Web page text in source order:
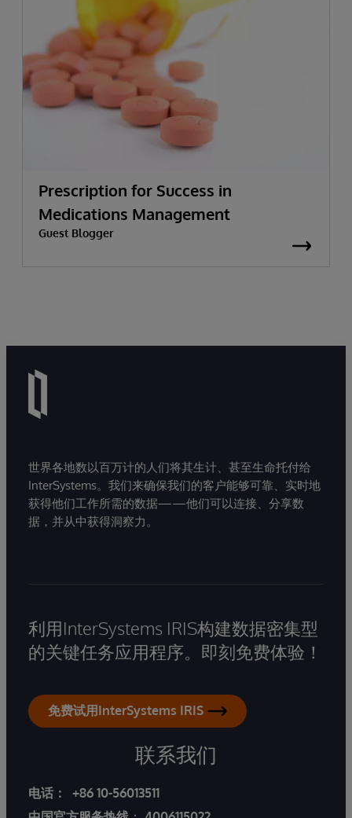
Prescription for Success in
Medications Management
Guest Blogger
世界各地数以百万计的人们将其生计、甚至生命托付给
InterSystems。我们来确保我们的客户能够可靠、实时地
获得他们工作所需的数据——他们可以连接、分享数
据，并从中获得洞察力。
利用InterSystems IRIS构建数据密集型
的关键任务应用程序。即刻免费体验！
免费试用InterSystems IRIS
联系我们
电话：
+86 10-56013511